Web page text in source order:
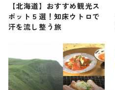
【北海道】おすすめ観光ス
ポット５選！知床ウトロで
汗を流し整う旅